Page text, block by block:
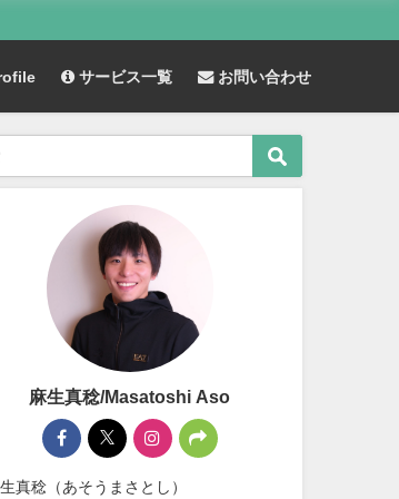
サービス一覧 お問い合わせ
麻生真稔/Masatoshi Aso
真稔（あそうまさとし）